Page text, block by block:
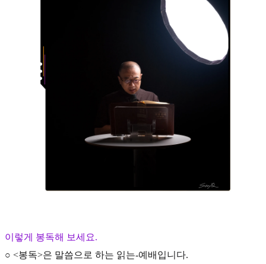
이렇게 봉독해 보세요.
○ <봉독>은 말씀으로 하는 읽는-예배입니다.